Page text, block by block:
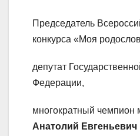
Председатель
конкурса «Моя
депутат
Федерации,
многократный
Анатолий